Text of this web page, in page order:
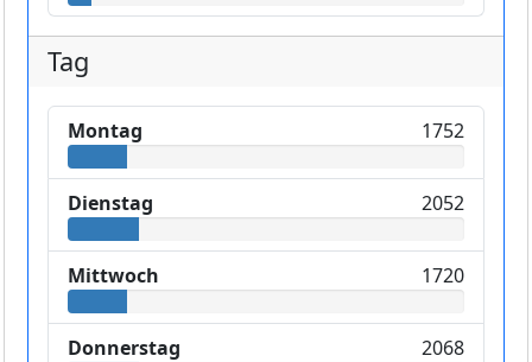
Tag
Montag 1752
Dienstag 2052
Mittwoch 1720
Donnerstag 2068